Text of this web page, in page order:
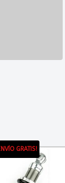
GRATIS!